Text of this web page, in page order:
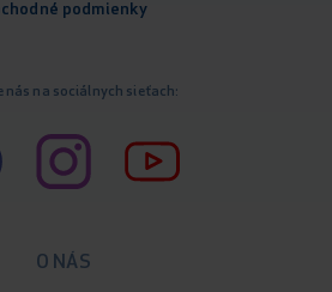
podmienky
nás na sociálnych sieťach:
O NÁS